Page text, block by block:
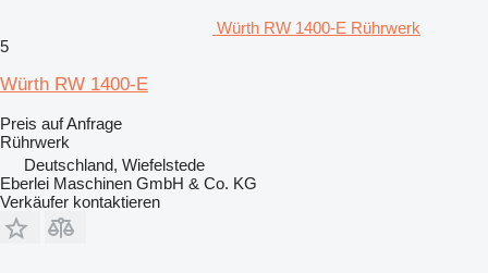
Würth RW 1400-E Rührwerk
5
Würth RW 1400-E
Preis auf Anfrage
Rührwerk
Deutschland, Wiefelstede
Eberlei Maschinen GmbH & Co. KG
Verkäufer kontaktieren